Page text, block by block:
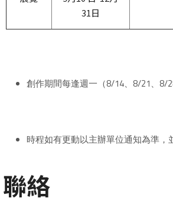
31日
創作期間每逢週一（8/14、8/21、8/
時程如有更動以主辦單位通知為準，
聯絡